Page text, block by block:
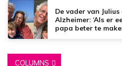
De vader van
Alzheimer: ‘Als er
papa beter te
COLUMNS